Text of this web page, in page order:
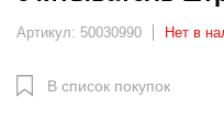
Артикул: 50030990 Нет в
В список покупок